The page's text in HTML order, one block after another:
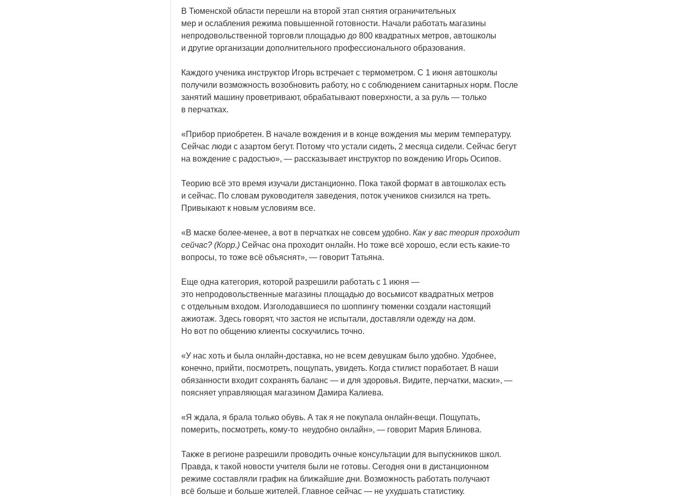
В Тюменской области перешли на второй этап снятия ограничительных
мер и ослабления режима повышенной готовности. Начали работать магазины
непродовольственной торговли площадью до 800 квадратных метров, автошколы
и другие организации дополнительного профессионального образования.
Каждого ученика инструктор Игорь встречает с термометром. С 1 июня автошколы
получили возможность возобновить работу, но с соблюдением санитарных норм. После
занятий машину проветривают, обрабатывают поверхности, а за руль — только
в перчатках.
«Прибор приобретен. В начале вождения и в конце вождения мы мерим температуру.
Сейчас люди с азартом бегут. Потому что устали сидеть, 2 месяца сидели. Сейчас бегут
на вождение с радостью», — рассказывает инструктор по вождению Игорь Осипов.
Теорию всё это время изучали дистанционно. Пока такой формат в автошколах есть
и сейчас. По словам руководителя заведения, поток учеников снизился на треть.
Привыкают к новым условиям все.
«В маске более-менее, а вот в перчатках не совсем удобно. Как у вас теория проходит
сейчас? (Корр.) Сейчас она проходит онлайн. Но тоже всё хорошо, если есть какие-то
вопросы, то тоже всё объяснят», — говорит Татьяна.
Еще одна категория, которой разрешили работать с 1 июня —
это непродовольственные магазины площадью до восьмисот квадратных метров
с отдельным входом. Изголодавшиеся по шоппингу тюменки создали настоящий
ажиотаж. Здесь говорят, что застоя не испытали, доставляли одежду на дом.
Но вот по общению клиенты соскучились точно.
«У нас хоть и была онлайн-доставка, но не всем девушкам было удобно. Удобнее,
конечно, прийти, посмотреть, пощупать, увидеть. Когда стилист поработает. В наши
обязанности входит сохранять баланс — и для здоровья. Видите, перчатки, маски», —
поясняет управляющая магазином Дамира Калиева.
«Я ждала, я брала только обувь. А так я не покупала онлайн-вещи. Пощупать,
померить, посмотреть, кому-то неудобно онлайн», — говорит Мария Блинова.
Также в регионе разрешили проводить очные консультации для выпускников школ.
Правда, к такой новости учителя были не готовы. Сегодня они в дистанционном
режиме составляли график на ближайшие дни. Возможность работать получают
всё больше и больше жителей. Главное сейчас — не ухудшать статистику.